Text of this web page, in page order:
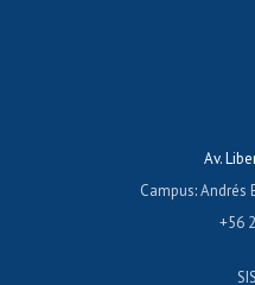
Av.
Campus:Andrés
+56